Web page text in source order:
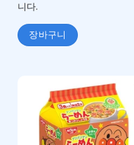
니다.
장바구니